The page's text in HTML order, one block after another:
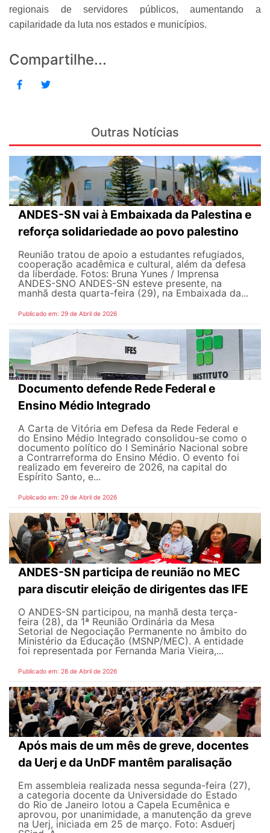
regionais de servidores públicos, aumentando a
capilaridade da luta nos estados e municípios.
Compartilhe...
Outras Notícias
ANDES-SN vai à Embaixada da Palestina e
reforça solidariedade ao povo palestino
Reunião tratou de apoio a estudantes refugiados,
cooperação acadêmica e cultural, além da defesa
da liberdade. Fotos: Bruna Yunes / Imprensa
ANDES-SN​​​ O ANDES-SN esteve presente, na
manhã desta quarta-feira (29), na Embaixada da...
Publicado em: 29 de Abril de 2026
Documento defende Rede Federal e
Ensino Médio Integrado
A Carta de Vitória em Defesa da Rede Federal e
do Ensino Médio Integrado consolidou-se como o
documento político do I Seminário Nacional sobre
a Contrarreforma do Ensino Médio. O evento foi
realizado em fevereiro de 2026, na capital do
Espírito Santo, e...
Publicado em: 29 de Abril de 2026
ANDES-SN participa de reunião no MEC
para discutir eleição de dirigentes das IFE
O ANDES-SN participou, na manhã desta terça-
feira (28), da 1ª Reunião Ordinária da Mesa
Setorial de Negociação Permanente no âmbito do
Ministério da Educação (MSNP/MEC). A entidade
foi representada por Fernanda Maria Vieira,...
Publicado em: 28 de Abril de 2026
Após mais de um mês de greve, docentes
da Uerj e da UnDF mantêm paralisação
Em assembleia realizada nessa segunda-feira (27),
a categoria docente da Universidade do Estado
do Rio de Janeiro lotou a Capela Ecumênica e
aprovou, por unanimidade, a manutenção da greve
na Uerj, iniciada em 25 de março. Foto: Asduerj